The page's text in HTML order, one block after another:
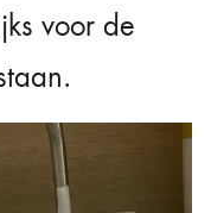
voor de